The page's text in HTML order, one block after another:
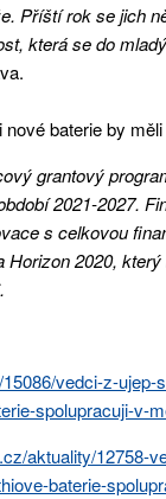
Příští rok se jich
která se do
baterie by
grantový
2021-2027.
s celkovou
Horizon 2020,
vedci-z-
spolupracuji-v-
aktuality/12758-
baterie-